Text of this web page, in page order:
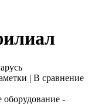
| В сравнение